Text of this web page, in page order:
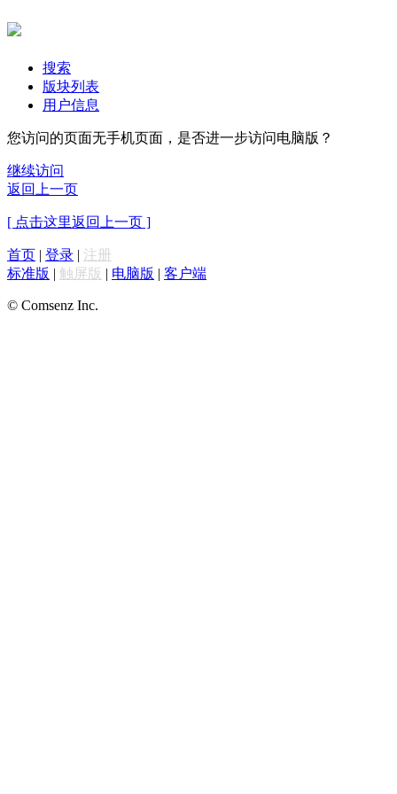
搜索
版块列表
用户信息
您访问的页面无手机页面，是否进一步访问电脑版？
继续访问
返回上一页
[ 点击这里返回上一页 ]
首页 | 登录 | 注册
标准版 | 触屏版 | 电脑版 | 客户端
© Comsenz Inc.